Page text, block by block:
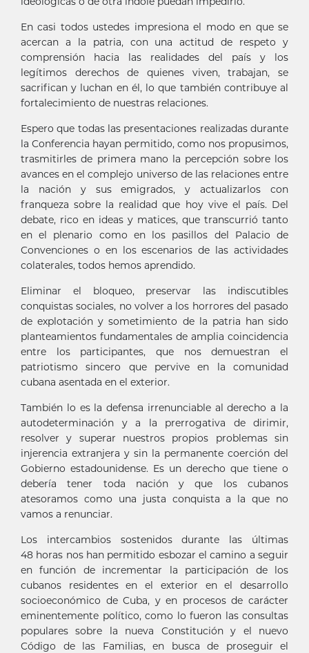
En casi todos ustedes impresiona el modo en que se
acercan a la patria, con una actitud de respeto y
comprensión hacia las realidades del país y los
legítimos derechos de quienes viven, trabajan, se
sacrifican y luchan en él, lo que también contribuye al
fortalecimiento de nuestras relaciones.
Espero que todas las presentaciones realizadas durante
la Conferencia hayan permitido, como nos propusimos,
trasmitirles de primera mano la percepción sobre los
avances en el complejo universo de las relaciones entre
la nación y sus emigrados, y actualizarlos con
franqueza sobre la realidad que hoy vive el país. Del
debate, rico en ideas y matices, que transcurrió tanto
en el plenario como en los pasillos del Palacio de
Convenciones o en los escenarios de las actividades
colaterales, todos hemos aprendido.
Eliminar el bloqueo, preservar las indiscutibles
conquistas sociales, no volver a los horrores del pasado
de explotación y sometimiento de la patria han sido
planteamientos fundamentales de amplia coincidencia
entre los participantes, que nos demuestran el
patriotismo sincero que pervive en la comunidad
cubana asentada en el exterior.
También lo es la defensa irrenunciable al derecho a la
autodeterminación y a la prerrogativa de dirimir,
resolver y superar nuestros propios problemas sin
injerencia extranjera y sin la permanente coerción del
Gobierno estadounidense. Es un derecho que tiene o
debería tener toda nación y que los cubanos
atesoramos como una justa conquista a la que no
vamos a renunciar.
Los intercambios sostenidos durante las últimas
48 horas nos han permitido esbozar el camino a seguir
en función de incrementar la participación de los
cubanos residentes en el exterior en el desarrollo
socioeconómico de Cuba, y en procesos de carácter
eminentemente político, como lo fueron las consultas
populares sobre la nueva Constitución y el nuevo
Código de las Familias, en busca de proseguir el